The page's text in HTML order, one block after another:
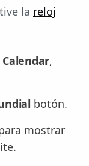
la reloj
,
botón.
mostrar